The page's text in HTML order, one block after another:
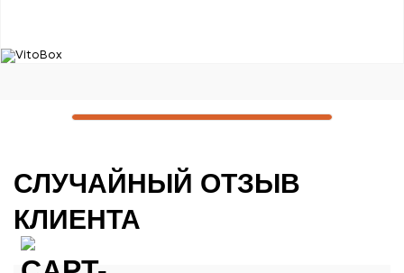
СЛУЧАЙНЫЙ ОТЗЫВ
КЛИЕНТА